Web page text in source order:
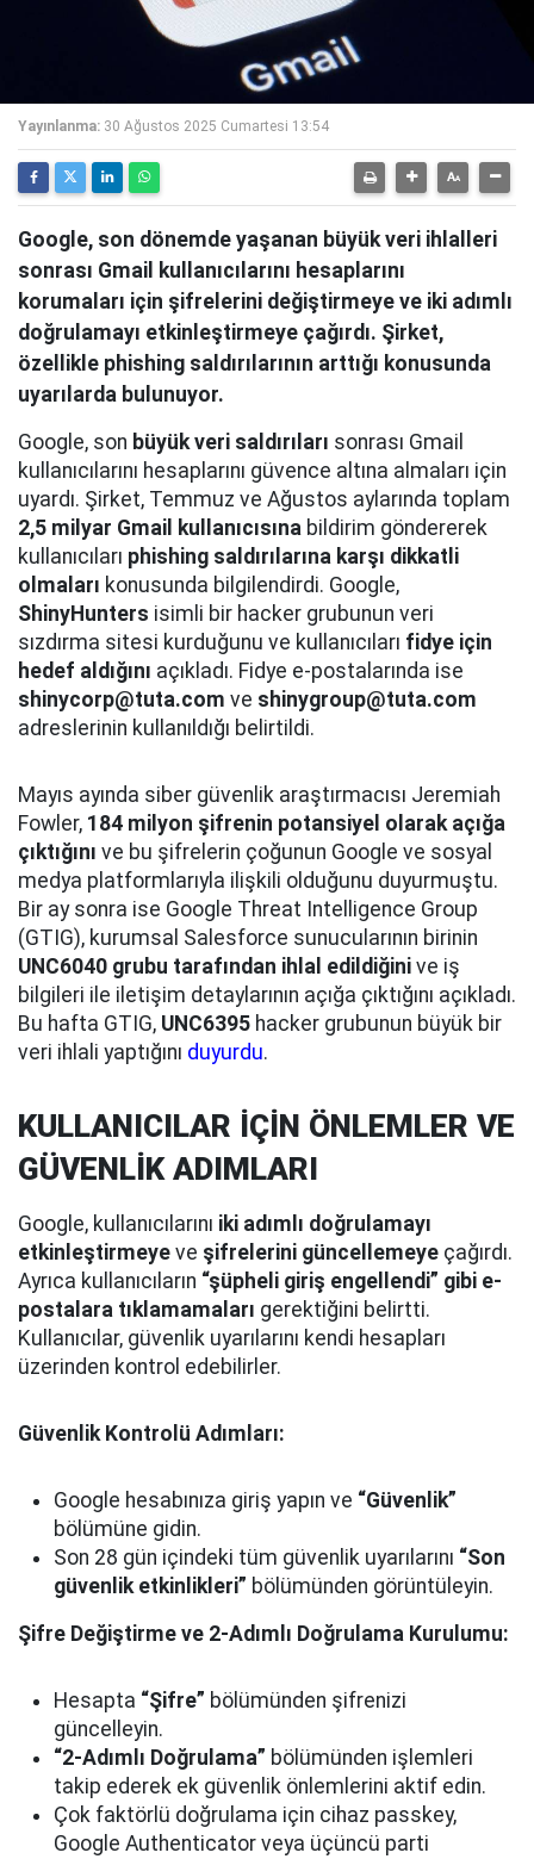
Yayınlanma: 30 Ağustos 2025 Cumartesi 13:54
Google, son dönemde yaşanan büyük veri ihlalleri
sonrası Gmail kullanıcılarını hesaplarını
korumaları için şifrelerini değiştirmeye ve iki adımlı
doğrulamayı etkinleştirmeye çağırdı. Şirket,
özellikle phishing saldırılarının arttığı konusunda
uyarılarda bulunuyor.
Google, son büyük veri saldırıları sonrası Gmail
kullanıcılarını hesaplarını güvence altına almaları için
uyardı. Şirket, Temmuz ve Ağustos aylarında toplam
2,5 milyar Gmail kullanıcısına bildirim göndererek
kullanıcıları phishing saldırılarına karşı dikkatli
olmaları konusunda bilgilendirdi. Google,
ShinyHunters isimli bir hacker grubunun veri
sızdırma sitesi kurduğunu ve kullanıcıları fidye için
hedef aldığını açıkladı. Fidye e-postalarında ise
shinycorp@tuta.com ve shinygroup@tuta.com
adreslerinin kullanıldığı belirtildi.
Mayıs ayında siber güvenlik araştırmacısı Jeremiah
Fowler, 184 milyon şifrenin potansiyel olarak açığa
çıktığını ve bu şifrelerin çoğunun Google ve sosyal
medya platformlarıyla ilişkili olduğunu duyurmuştu.
Bir ay sonra ise Google Threat Intelligence Group
(GTIG), kurumsal Salesforce sunucularının birinin
UNC6040 grubu tarafından ihlal edildiğini ve iş
bilgileri ile iletişim detaylarının açığa çıktığını açıkladı.
Bu hafta GTIG, UNC6395 hacker grubunun büyük bir
veri ihlali yaptığını duyurdu.
KULLANICILAR İÇİN ÖNLEMLER VE
GÜVENLİK ADIMLARI
Google, kullanıcılarını iki adımlı doğrulamayı
etkinleştirmeye ve şifrelerini güncellemeye çağırdı.
Ayrıca kullanıcıların “şüpheli giriş engellendi” gibi e-
postalara tıklamamaları gerektiğini belirtti.
Kullanıcılar, güvenlik uyarılarını kendi hesapları
üzerinden kontrol edebilirler.
Güvenlik Kontrolü Adımları:
Google hesabınıza giriş yapın ve “Güvenlik”
bölümüne gidin.
Son 28 gün içindeki tüm güvenlik uyarılarını “Son
güvenlik etkinlikleri” bölümünden görüntüleyin.
Şifre Değiştirme ve 2-Adımlı Doğrulama Kurulumu:
Hesapta “Şifre” bölümünden şifrenizi
güncelleyin.
“2-Adımlı Doğrulama” bölümünden işlemleri
takip ederek ek güvenlik önlemlerini aktif edin.
Çok faktörlü doğrulama için cihaz passkey,
Google Authenticator veya üçüncü parti